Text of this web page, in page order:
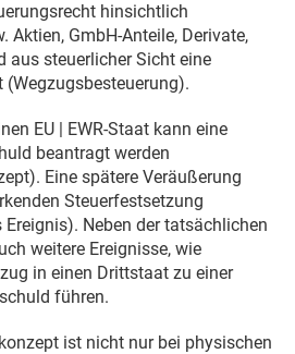
hinsichtlich
Aktien, GmbH-Anteile, Derivate,
aus steuerlicher Sicht eine
EU | EWR-Staat kann eine
beantragt werden
Eine spätere Veräußerung
Steuerfestsetzung
Neben der tatsächlichen
weitere Ereignisse, wie
in einen Drittstaat zu einer
führen.
ist nicht nur bei physischen